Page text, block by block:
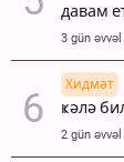
давам
3 gün əvvəl
Хидмәт
ҝәлә
2 gün əvvəl